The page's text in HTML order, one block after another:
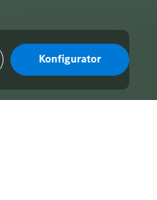
Konfigurator